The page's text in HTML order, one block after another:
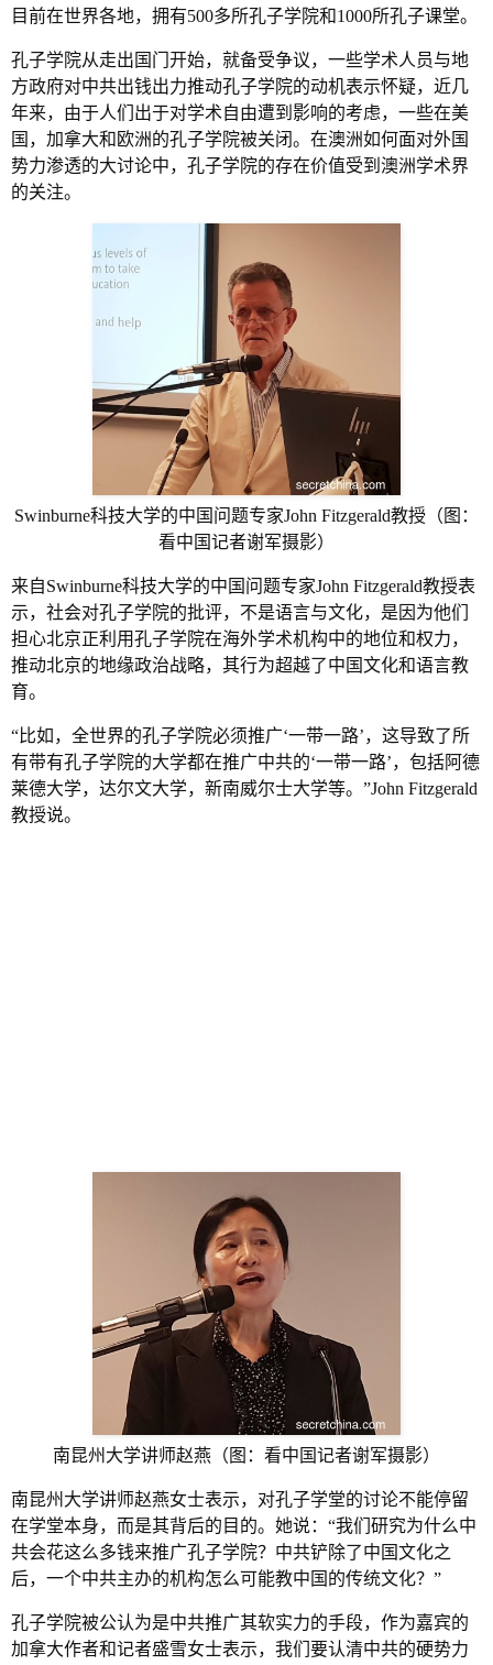
目前在世界各地，拥有500多所孔子学院和1000所孔子课堂。
孔子学院从走出国门开始，就备受争议，一些学术人员与地
方政府对中共出钱出力推动孔子学院的动机表示怀疑，近几
年来，由于人们出于对学术自由遭到影响的考虑，一些在美
国，加拿大和欧洲的孔子学院被关闭。在澳洲如何面对外国
势力渗透的大讨论中，孔子学院的存在价值受到澳洲学术界
的关注。
Swinburne科技大学的中国问题专家John Fitzgerald教授（图：
看中国记者谢军摄影）
来自Swinburne科技大学的中国问题专家John Fitzgerald教授表
示，社会对孔子学院的批评，不是语言与文化，是因为他们
担心北京正利用孔子学院在海外学术机构中的地位和权力，
推动北京的地缘政治战略，其行为超越了中国文化和语言教
育。
“比如，全世界的孔子学院必须推广‘一带一路’，这导致了所
有带有孔子学院的大学都在推广中共的‘一带一路’，包括阿德
莱德大学，达尔文大学，新南威尔士大学等。”John Fitzgerald
教授说。
南昆州大学讲师赵燕（图：看中国记者谢军摄影）
南昆州大学讲师赵燕女士表示，对孔子学堂的讨论不能停留
在学堂本身，而是其背后的目的。她说：“我们研究为什么中
共会花这么多钱来推广孔子学院？中共铲除了中国文化之
后，一个中共主办的机构怎么可能教中国的传统文化？”
孔子学院被公认为是中共推广其软实力的手段，作为嘉宾的
加拿大作者和记者盛雪女士表示，我们要认清中共的硬势力